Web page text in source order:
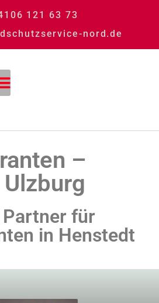
121 63 73
nord.de
–
für
in Henstedt